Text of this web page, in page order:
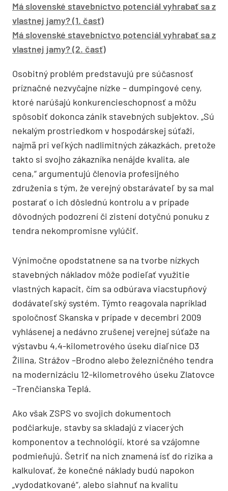
Má slovenské stavebníctvo potenciál vyhrabať sa z
vlastnej jamy? (1. časť)
Má slovenské stavebníctvo potenciál vyhrabať sa z
vlastnej jamy? (2. časť)
Osobitný problém predstavujú pre súčasnosť
príznačné nezvyčajne nízke – dumpingové ceny,
ktoré narúšajú konkurencieschopnosť a môžu
spôsobiť dokonca zánik stavebných subjektov. „Sú
nekalým prostriedkom v hospodárskej súťaži,
najmä pri veľkých nadlimitných zákazkách, pretože
takto si svojho zákazníka nenájde kvalita, ale
cena,“ argumentujú členovia profesijného
združenia s tým, že verejný obstarávateľ by sa mal
postarať o ich dôslednú kontrolu a v prípade
dôvodných podozrení či zistení dotyčnú ponuku z
tendra nekompromisne vylúčiť.
Výnimočne opodstatnene sa na tvorbe nízkych
stavebných nákladov môže podieľať využitie
vlastných kapacít, čím sa odbúrava viacstupňový
dodávateľský systém. Týmto reagovala napríklad
spoločnosť Skanska v prípade v decembri 2009
vyhlásenej a nedávno zrušenej verejnej súťaže na
výstavbu 4,4-kilometrového úseku diaľnice D3
Žilina, Strážov –Brodno alebo železničného tendra
na modernizáciu 12-kilometrového úseku Zlatovce
–Trenčianska Teplá.
Ako však ZSPS vo svojich dokumentoch
podčiarkuje, stavby sa skladajú z viacerých
komponentov a technológií, ktoré sa vzájomne
podmieňujú. Šetriť na nich znamená ísť do rizika a
kalkulovať, že konečné náklady budú napokon
„vydodatkované“, alebo siahnuť na kvalitu